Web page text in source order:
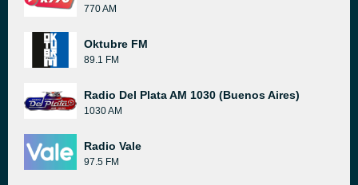
770 AM
Oktubre FM
89.1 FM
Radio Del Plata AM 1030 (Buenos Aires)
1030 AM
Radio Vale
97.5 FM